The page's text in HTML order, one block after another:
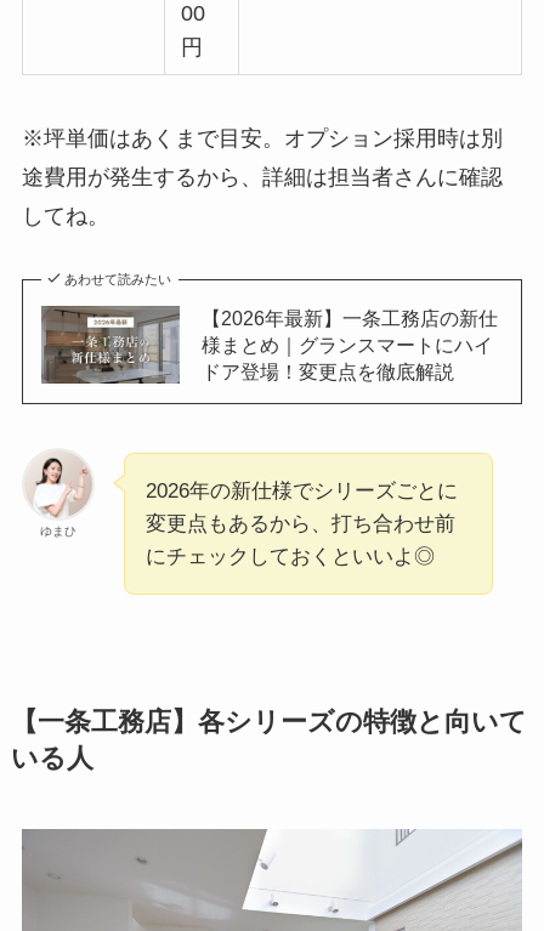
00
円
※坪単価はあくまで目安。オプション採用時は別
途費用が発生するから、詳細は担当者さんに確認
してね。
あわせて読みたい
【2026年最新】一条工務店の新仕
様まとめ｜グランスマートにハイ
ドア登場！変更点を徹底解説
ゆまひ
2026年の新仕様でシリーズごとに
変更点もあるから、打ち合わせ前
にチェックしておくといいよ◎
【一条工務店】各シリーズの特徴と向いて
いる人